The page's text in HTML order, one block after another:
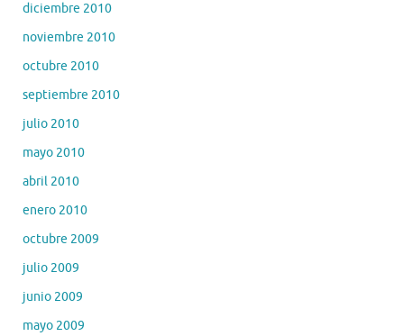
diciembre 2010
noviembre 2010
octubre 2010
septiembre 2010
julio 2010
mayo 2010
abril 2010
enero 2010
octubre 2009
julio 2009
junio 2009
mayo 2009